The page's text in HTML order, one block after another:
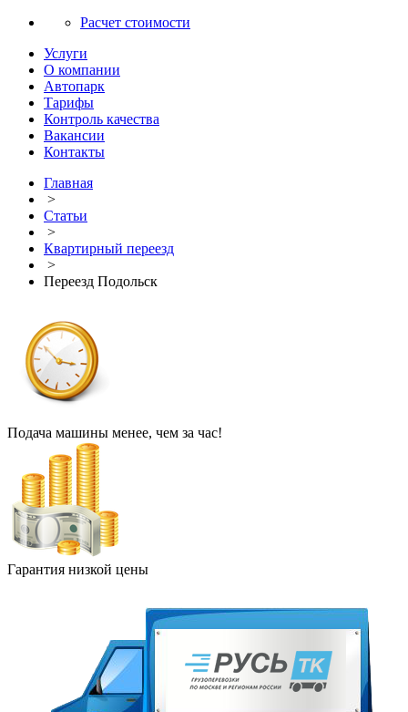
Расчет стоимости
Услуги
О компании
Автопарк
Тарифы
Контроль качества
Вакансии
Контакты
Главная
>
Статьи
>
Квартирный переезд
>
Переезд Подольск
Подача машины менее, чем за час!
Гарантия низкой цены